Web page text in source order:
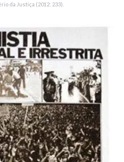
da Justiça (2012: 233).